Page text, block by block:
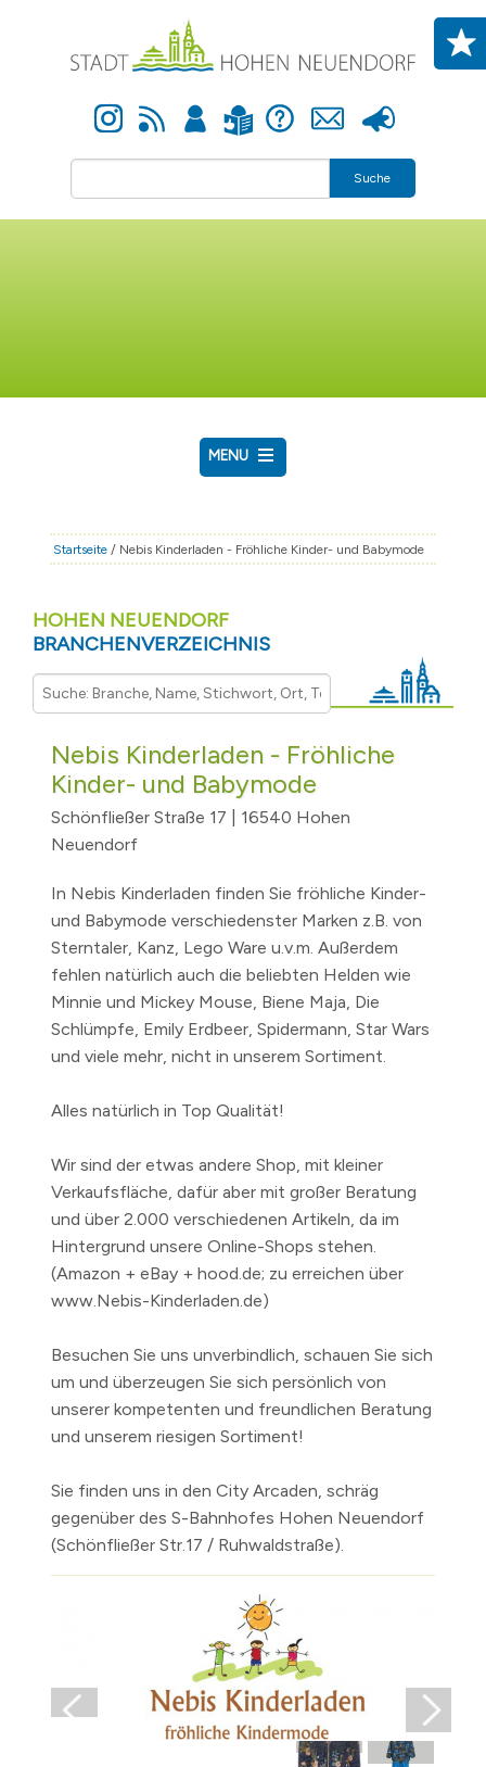
Instagram Newsfeed Anmelden Leichte Sprache Hilfe Kontakt Presse
Suche
MENU
RATHAUS & POLITIK
FAMILIE & BILDUNG
TOURISMUS
BAUEN & WIRTSCHAFT
Startseite / Nebis Kinderladen - Fröhliche Kinder- und Babymode
HOHEN NEUENDORF
BRANCHENVERZEICHNIS
Nebis Kinderladen - Fröhliche
Kinder- und Babymode
Schönfließer Straße 17 | 16540 Hohen
Neuendorf
In Nebis Kinderladen finden Sie fröhliche Kinder-
und Babymode verschiedenster Marken z.B. von
Sterntaler, Kanz, Lego Ware u.v.m. Außerdem
fehlen natürlich auch die beliebten Helden wie
Minnie und Mickey Mouse, Biene Maja, Die
Schlümpfe, Emily Erdbeer, Spidermann, Star Wars
und viele mehr, nicht in unserem Sortiment.
Alles natürlich in Top Qualität!
Wir sind der etwas andere Shop, mit kleiner
Verkaufsfläche, dafür aber mit großer Beratung
und über 2.000 verschiedenen Artikeln, da im
Hintergrund unsere Online-Shops stehen.
(Amazon + eBay + hood.de; zu erreichen über
www.Nebis-Kinderladen.de)
Besuchen Sie uns unverbindlich, schauen Sie sich
um und überzeugen Sie sich persönlich von
unserer kompetenten und freundlichen Beratung
und unserem riesigen Sortiment!
Sie finden uns in den City Arcaden, schräg
gegenüber des S-Bahnhofes Hohen Neuendorf
(Schönfließer Str.17 / Ruhwaldstraße).